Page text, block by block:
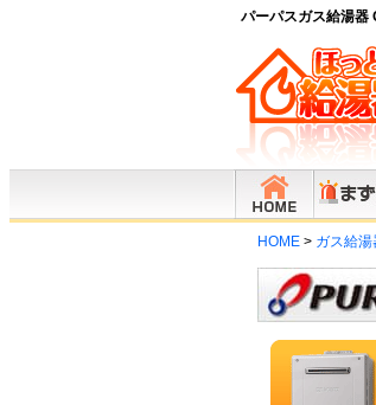
パーパスガス給湯器
HOME > ガス給